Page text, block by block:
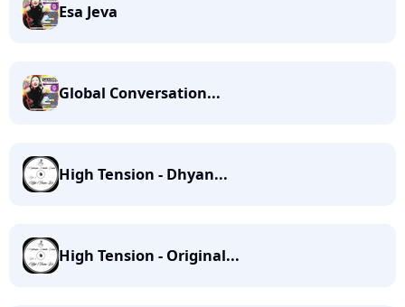
Esa Jeva
Global Conversation...
High Tension - Dhyan...
High Tension - Original...